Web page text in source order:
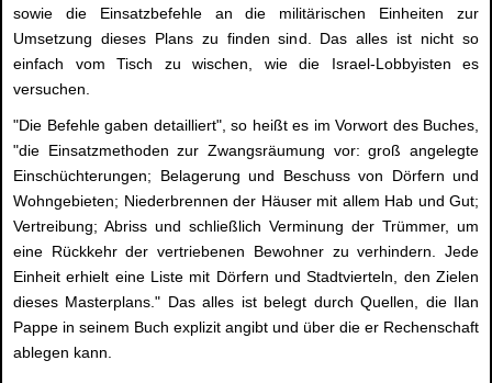
sowie die Einsatzbefehle an die militärischen Einheiten zur
Umsetzung dieses Plans zu finden sind. Das alles ist nicht so
einfach vom Tisch zu wischen, wie die Israel-Lobbyisten es
versuchen.
"Die Befehle gaben detailliert", so heißt es im Vorwort des Buches,
"die Einsatzmethoden zur Zwangsräumung vor: groß angelegte
Einschüchterungen; Belagerung und Beschuss von Dörfern und
Wohngebieten; Niederbrennen der Häuser mit allem Hab und Gut;
Vertreibung; Abriss und schließlich Verminung der Trümmer, um
eine Rückkehr der vertriebenen Bewohner zu verhindern. Jede
Einheit erhielt eine Liste mit Dörfern und Stadtvierteln, den Zielen
dieses Masterplans." Das alles ist belegt durch Quellen, die Ilan
Pappe in seinem Buch explizit angibt und über die er Rechenschaft
ablegen kann.